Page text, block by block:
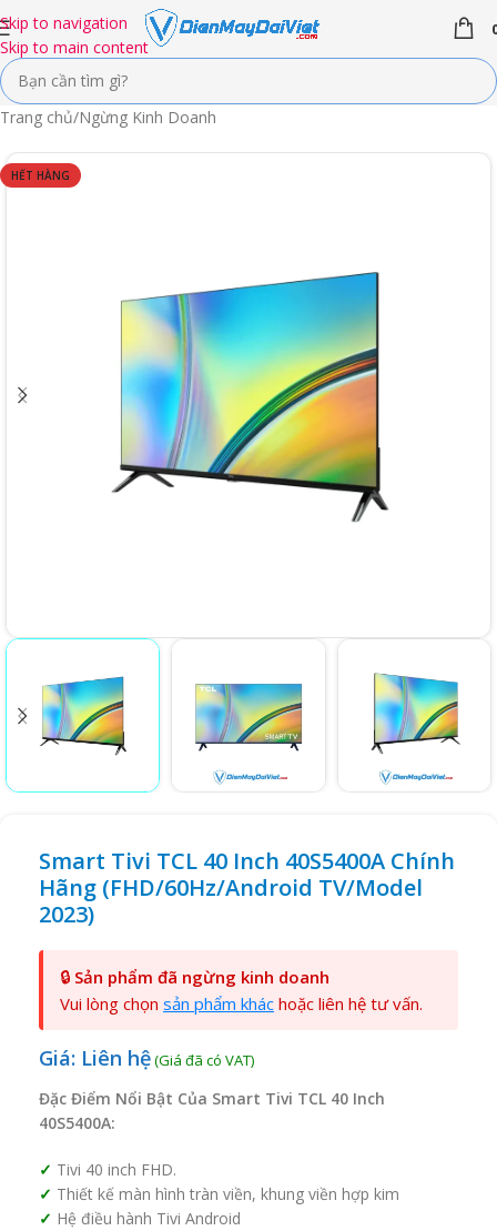
Skip to navigation
Skip to main content
Trang chủ/Ngừng Kinh Doanh
HẾT HÀNG
Smart Tivi TCL 40 Inch 40S5400A Chính
Hãng (FHD/60Hz/Android TV/Model
2023)
🔒 Sản phẩm đã ngừng kinh doanh
Vui lòng chọn sản phẩm khác hoặc liên hệ tư vấn.
Giá: Liên hệ
Đặc Điểm Nổi Bật Của Smart Tivi TCL 40 Inch
40S5400A:
Tivi 40 inch FHD.
Thiết kế màn hình tràn viền, khung viền hợp kim
Hệ điều hành Tivi Android